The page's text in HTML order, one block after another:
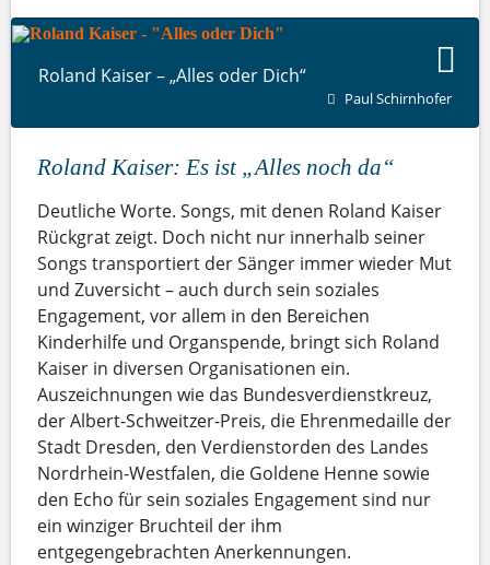
Roland Kaiser – „Alles oder Dich“
Paul Schirnhofer
Roland Kaiser: Es ist „Alles noch da“
Deutliche Worte. Songs, mit denen Roland Kaiser
Rückgrat zeigt. Doch nicht nur innerhalb seiner
Songs transportiert der Sänger immer wieder Mut
und Zuversicht – auch durch sein soziales
Engagement, vor allem in den Bereichen
Kinderhilfe und Organspende, bringt sich Roland
Kaiser in diversen Organisationen ein.
Auszeichnungen wie das Bundesverdienstkreuz,
der Albert-Schweitzer-Preis, die Ehrenmedaille der
Stadt Dresden, den Verdienstorden des Landes
Nordrhein-Westfalen, die Goldene Henne sowie
den Echo für sein soziales Engagement sind nur
ein winziger Bruchteil der ihm
entgegengebrachten Anerkennungen.